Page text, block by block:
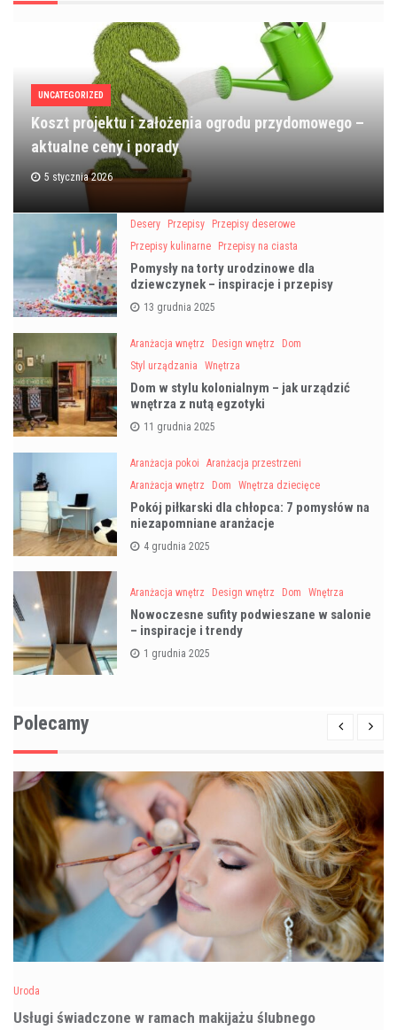
UNCATEGORIZED
Koszt projektu i założenia ogrodu przydomowego –
aktualne ceny i porady
5 stycznia 2026
Desery Przepisy
Przepisy deserowe
Przepisy kulinarne
Przepisy na ciasta
Pomysły na torty urodzinowe dla
dziewczynek – inspiracje i przepisy
13 grudnia 2025
Aranżacja wnętrz Design wnętrz
Dom
Styl urządzania
Wnętrza
Dom w stylu kolonialnym – jak urządzić
wnętrza z nutą egzotyki
11 grudnia 2025
Aranżacja pokoi
Aranżacja przestrzeni
Aranżacja wnętrz
Dom Wnętrza dziecięce
Pokój piłkarski dla chłopca: 7 pomysłów na
niezapomniane aranżacje
4 grudnia 2025
Aranżacja wnętrz Design wnętrz Dom Wnętrza
Nowoczesne sufity podwieszane w salonie
– inspiracje i trendy
1 grudnia 2025
Polecamy
Uroda
Usługi świadczone w ramach makijażu ślubnego